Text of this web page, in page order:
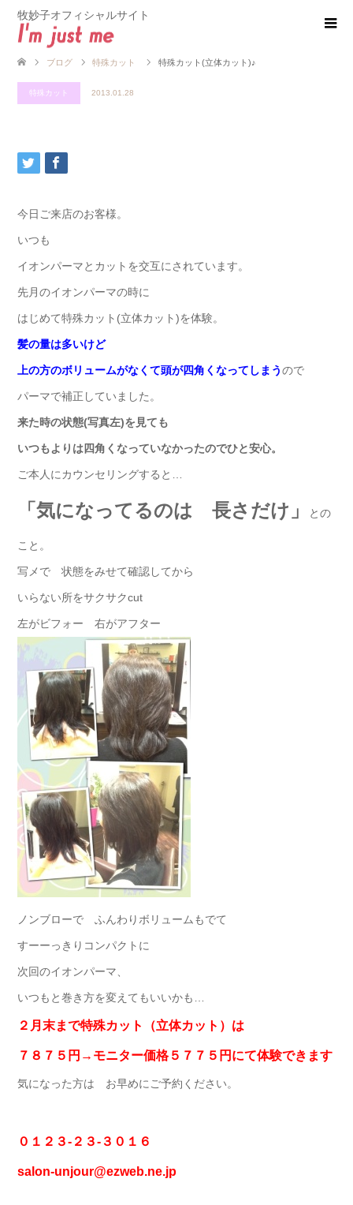
牧妙子オフィシャルサイト
ブログ 特殊カット 特殊カット(立体カット)♪
特殊カット 2013.01.28
今日ご来店のお客様。
いつも
イオンパーマとカットを交互にされています。
先月のイオンパーマの時に
はじめて特殊カット(立体カット)を体験。
髪の量は多いけど
上の方のボリュームがなくて頭が四角くなってしまうので
パーマで補正していました。
来た時の状態(写真左)を見ても
いつもよりは四角くなっていなかったのでひと安心。
ご本人にカウンセリングすると…
「気になってるのは 長さだけ」 との
こと。
写メで 状態をみせて確認してから
いらない所をサクサクcut
左がビフォー 右がアフター
ノンブローで ふんわりボリュームもでて
すーーっきりコンパクトに
次回のイオンパーマ、
いつもと巻き方を変えてもいいかも…
２月末まで特殊カット（立体カット）は
７８７５円→モニター価格５７７５円にて体験できます
気になった方は お早めにご予約ください。
０１２３-２３-３０１６
salon-unjour@ezweb.ne.jp